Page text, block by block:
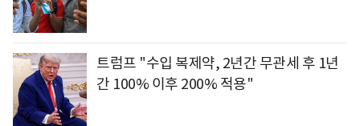
트럼프 "수입 복제약, 2년간 무관세 후 1년
간 100% 이후 200% 적용"